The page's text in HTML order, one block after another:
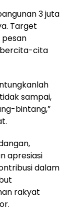
3 juta
Target
pesan
bercita-cita
sampai,
bintang,”
apresiasi
dalam
rakyat